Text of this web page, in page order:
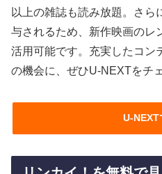
以上の雑誌も読み放題。さ
与されるため、新作映画のレ
活用可能です。充実したコン
の機会に、ぜひU-NEXTをチ
U-NEXT